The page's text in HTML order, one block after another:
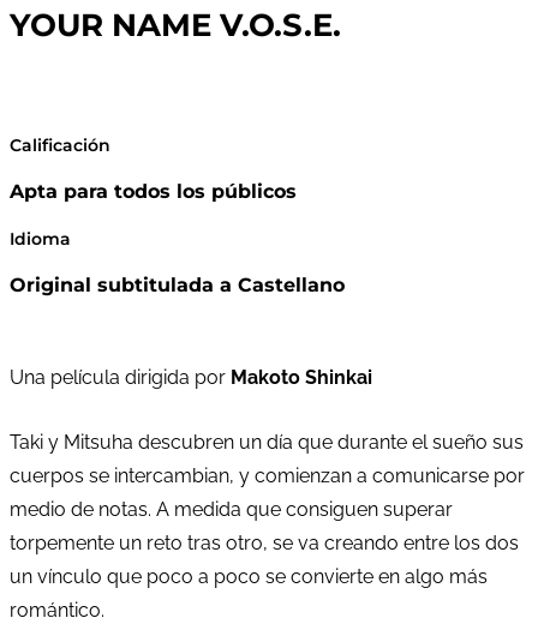
YOUR NAME V.O.S.E.
Calificación
Apta para todos los públicos
Idioma
Original subtitulada a Castellano
Una película dirigida por Makoto Shinkai
Taki y Mitsuha descubren un día que durante el sueño sus
cuerpos se intercambian, y comienzan a comunicarse por
medio de notas. A medida que consiguen superar
torpemente un reto tras otro, se va creando entre los dos
un vínculo que poco a poco se convierte en algo más
romántico.